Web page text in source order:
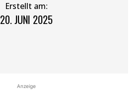
Erstellt am:
20. JUNI 2025
Anzeige